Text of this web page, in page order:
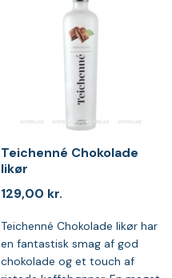
Teichenné Chokolade
likør
129,00 kr.
Teichenné Chokolade likør har
en fantastisk smag af god
chokolade og et touch af